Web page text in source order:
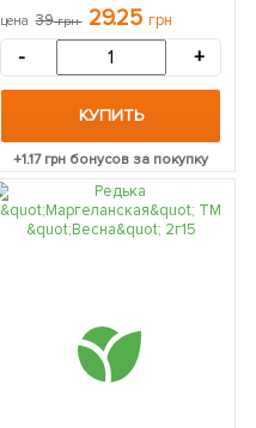
цена 39грн 29.25 грн
- +
КУПИТЬ
+1.17грн бонусов за покупку